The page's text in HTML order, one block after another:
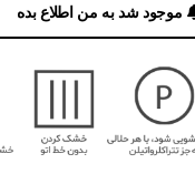
موجود شد به من اطلاع بده